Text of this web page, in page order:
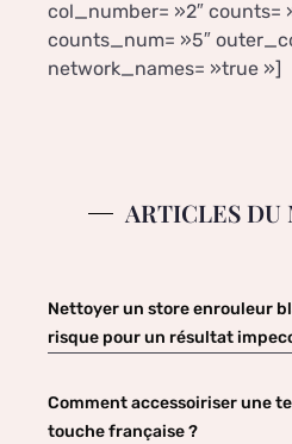
col_number= »2″ counts=
counts_num= »5″
network_names= »true »]
ARTICLES DU
Nettoyer un store enrouleur
risque pour un résultat
Comment accessoiriser une
touche française ?